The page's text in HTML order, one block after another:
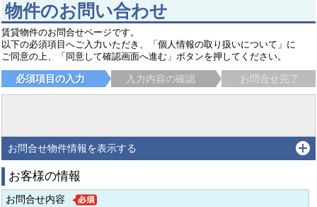
物件のお問い合わせ
賃貸物件のお問合せページです。
以下の必須項目へご入力いただき、「個人情報の取り扱いについて」に
ご同意の上、「同意して確認画面へ進む」ボタンを押してください。
必須項目の入力 入力内容の確認 お問合せ完了
お問合せ物件情報を表示する
お客様の情報
お問合せ内容